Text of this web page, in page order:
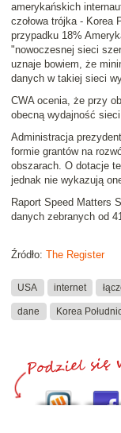
amerykańskich
czołowa trójka - Korea
przypadku 18%
"nowoczesnej sieci
uznaje bowiem, że
danych w takiej sieci
CWA ocenia, że przy
obecną wydajność
Administracja
formie grantów na
obszarach. O dotacje
jednak nie wykazują
Raport Speed Matters
danych zebranych od
Źródło: The Register
USA internet
dane Korea